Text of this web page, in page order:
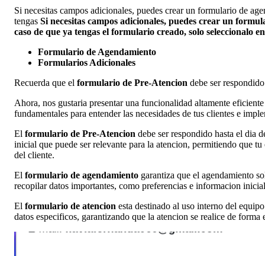
Si necesitas campos adicionales, puedes crear un formulario de
tengas Si necesitas campos adicionales, puedes crear un
caso de que ya tengas el formulario creado, solo seleccionalo
Formulario de Agendamiento
Formularios Adicionales
Recuerda que el formulario de Pre-Atencion debe ser
Ahora, nos gustaria presentar una funcionalidad altamente
fundamentales para entender las necesidades de tus clientes e
El formulario de Pre-Atencion debe ser respondido hasta el dia
inicial que puede ser relevante para la atencion, permitiendo que
del cliente.
El formulario de agendamiento garantiza que el agendamiento
recopilar datos importantes, como preferencias e informacion
El formulario de atencion esta destinado al uso interno del
datos especificos, garantizando que la atencion se realice de forma